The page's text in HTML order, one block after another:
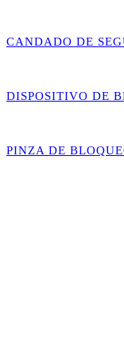
CANDADO DE
DISPOSITIVO DE
PINZA DE